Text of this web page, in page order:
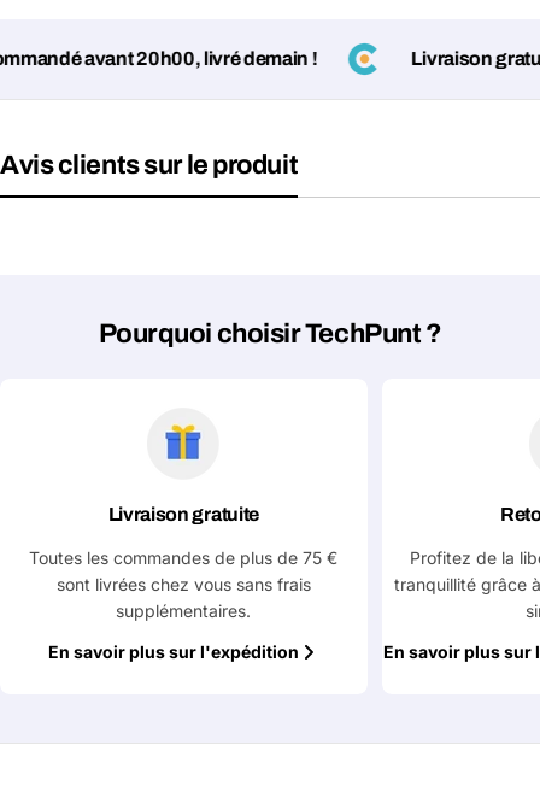
Votre
nom
Votre
avant 20h00, livré demain ! Livraison
Avis clients sur le produit
Pourquoi choisir TechPunt ?
Livraison gratuite
Toutes les commandes de plus de 75 €
sont livrées chez vous sans frais
supplémentaires.
En savoir plus sur l'expédition
Profitez de la
tranquillité grâce
En savoir plus sur